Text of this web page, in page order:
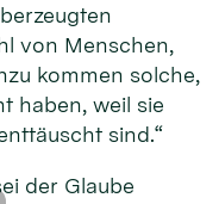
von Menschen,
kommen solche,
haben, weil sie
sind.“
der Glaube